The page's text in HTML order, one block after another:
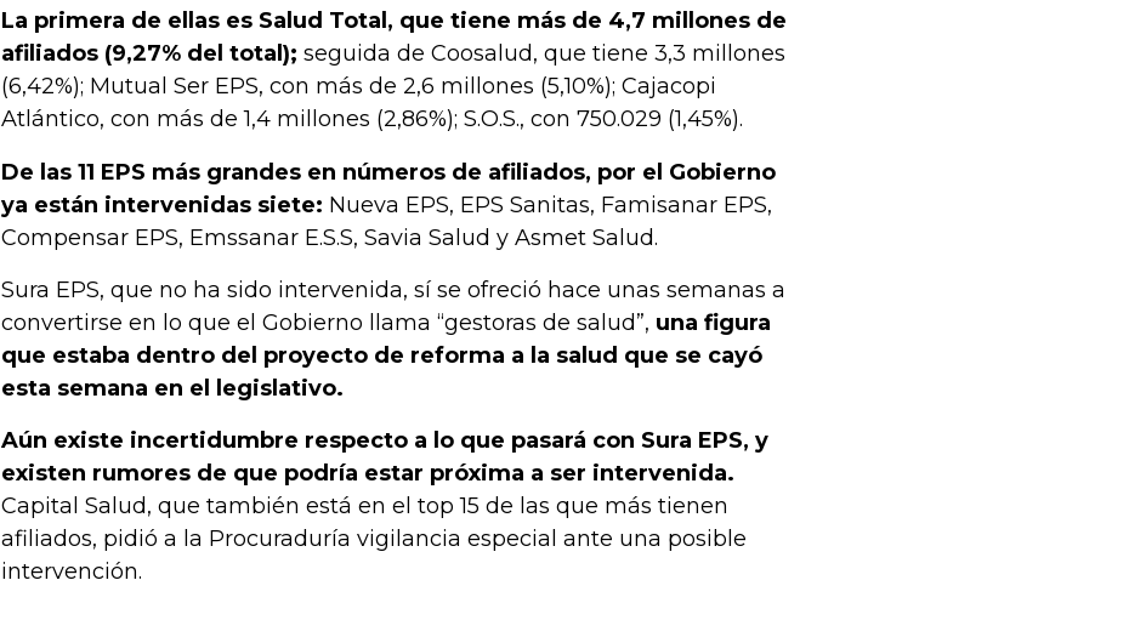
La primera de ellas es Salud Total, que tiene más de 4,7 millones de
afiliados (9,27% del total); seguida de Coosalud, que tiene 3,3 millones
(6,42%); Mutual Ser EPS, con más de 2,6 millones (5,10%); Cajacopi
Atlántico, con más de 1,4 millones (2,86%); S.O.S., con 750.029 (1,45%).
De las 11 EPS más grandes en números de afiliados, por el Gobierno
ya están intervenidas siete: Nueva EPS, EPS Sanitas, Famisanar EPS,
Compensar EPS, Emssanar E.S.S, Savia Salud y Asmet Salud.
Sura EPS, que no ha sido intervenida, sí se ofreció hace unas semanas a
convertirse en lo que el Gobierno llama “gestoras de salud”, una figura
que estaba dentro del proyecto de reforma a la salud que se cayó
esta semana en el legislativo.
Aún existe incertidumbre respecto a lo que pasará con Sura EPS, y
existen rumores de que podría estar próxima a ser intervenida.
Capital Salud, que también está en el top 15 de las que más tienen
afiliados, pidió a la Procuraduría vigilancia especial ante una posible
intervención.